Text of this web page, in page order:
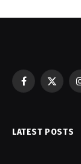
Facebook
X
LATEST POSTS